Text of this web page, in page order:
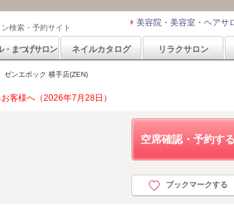
検索・予約サイト 美容院・美容室・ヘアサ
・まつげサロン ネイルカタログ リラクサロン
ゼンエポック 横手店(ZEN)
客様へ（2026年7月28日）
空席確認・予約する
ブックマークする